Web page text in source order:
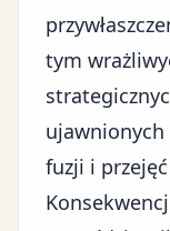
tym
ujawnionych
fuzji i